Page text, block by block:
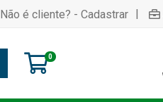
Não é cliente? - Cadastrar |
0